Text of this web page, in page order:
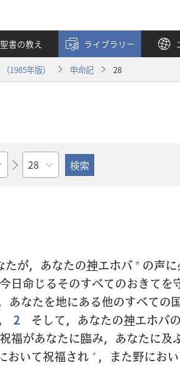
聖書の教え ライブラリー
1985年版） 申命記 28
章
たが，あなたの神エホバ* の声に
今日命じるそのすべてのおきてを
あなたを地にある他のすべての
2 そして，あなたの神エホバの
祝福があなたに臨み，あなたに及
おいて祝福され + ，また野にお